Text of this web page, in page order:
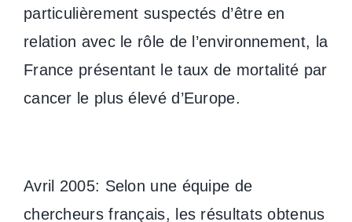
particulièrement suspectés d’être en
relation avec le rôle de l’environnement, la
France présentant le taux de mortalité par
cancer le plus élevé d’Europe.
Avril 2005: Selon une équipe de
chercheurs français, les résultats obtenus